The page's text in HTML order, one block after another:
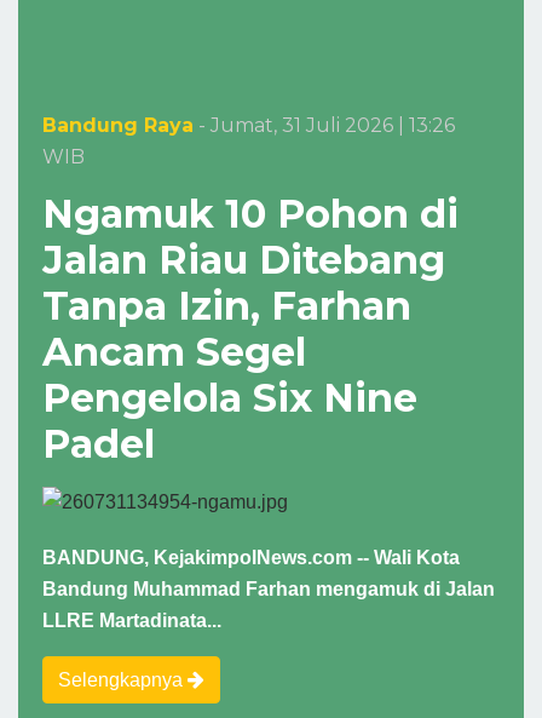
Bandung Raya - Jumat, 31 Juli 2026 | 13:26
WIB
Ngamuk 10 Pohon di
Jalan Riau Ditebang
Tanpa Izin, Farhan
Ancam Segel
Pengelola Six Nine
Padel
BANDUNG, KejakimpolNews.com -- Wali Kota
Bandung Muhammad Farhan mengamuk di Jalan
LLRE Martadinata...
Selengkapnya